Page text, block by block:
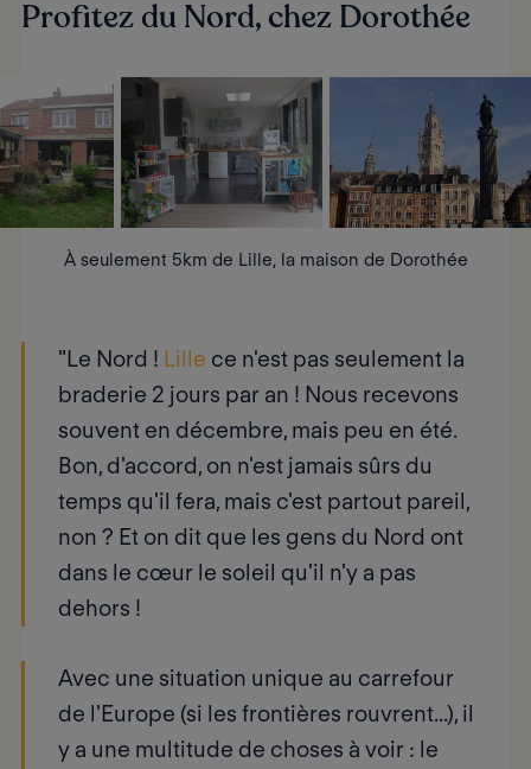
Profitez du Nord, chez Dorothée
À seulement 5km de Lille, la maison de Dorothée
"Le Nord ! Lille ce n'est pas seulement la
braderie 2 jours par an ! Nous recevons
souvent en décembre, mais peu en été.
Bon, d'accord, on n'est jamais sûrs du
temps qu'il fera, mais c'est partout pareil,
non ? Et on dit que les gens du Nord ont
dans le cœur le soleil qu'il n'y a pas
dehors !
Avec une situation unique au carrefour
de l'Europe (si les frontières rouvrent...), il
y a une multitude de choses à voir : le